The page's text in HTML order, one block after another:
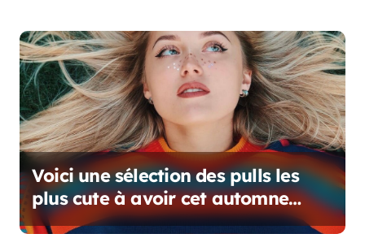
t
i
c
l
eVoici une sélection des pulls les
plus cute à avoir cet automne
dans votre garde-robe